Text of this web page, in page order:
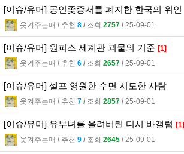
[이슈/유머] 공인좆증서를 폐지한 한국의 위인
웃겨주는매 l 추천 8 l 조회 2757 l 25-09-01
[이슈/유머] 원피스 세계관 괴물의 기준 [1]
웃겨주는매 l 추천 6 l 조회 2657 l 25-09-01
[이슈/유머] 셀프 영원한 수면 시도한 사람
웃겨주는매 l 추천 7 l 조회 2857 l 25-09-01
[이슈/유머] 유부녀를 울려버린 디시 바갤럼 [1]
웃겨주는매 l 추천 9 l 조회 2645 l 25-09-01